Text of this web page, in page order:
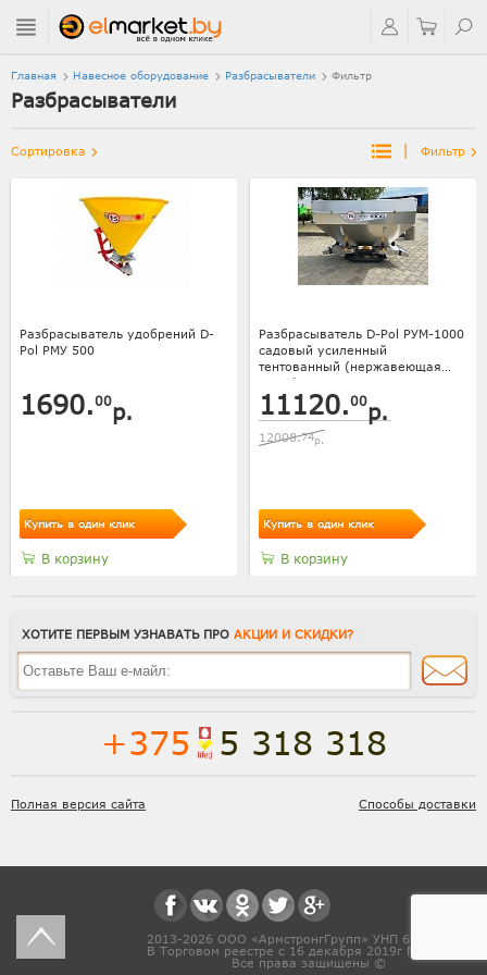
Главная Навесное оборудование Разбрасыватели Фильтр
Разбрасыватели
Сортировка | Фильтр
Разбрасыватель удобрений D-
Pol РМУ 500
1690.00р.
Купить в один клик
В корзину
Разбрасыватель D-Pol РУМ-1000
садовый усиленный
тентованный (нержавеющая
сталь)
11120.00р.
12008.74р.
Купить в один клик
В корзину
ХОТИТЕ ПЕРВЫМ УЗНАВАТЬ ПРО АКЦИИ И СКИДКИ?
+375 5 318 318
Полная версия сайта Способы доставки
2013-2026 ООО «АрмстронгГрупп» УНП 691831571
В Торговом реестре с 16 декабря 2019г № 468454
Все права защищены ©